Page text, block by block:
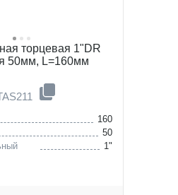
торцевая 1"DR
50мм, L=160мм
160
50
1"